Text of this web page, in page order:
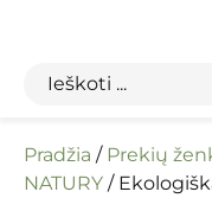
Pradžia / Prekių
NATURY /